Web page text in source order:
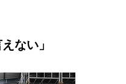
ない」